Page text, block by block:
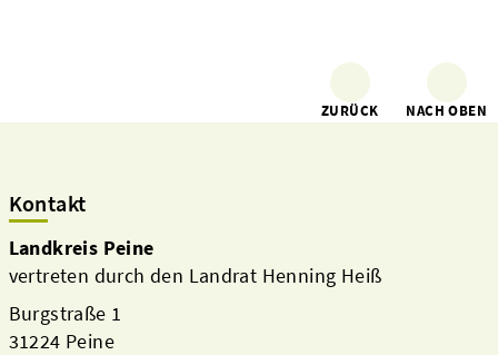
ZURÜCK NACH OBEN
Kontakt
Landkreis Peine
vertreten durch den Landrat Henning Heiß
Burgstraße 1
31224 Peine